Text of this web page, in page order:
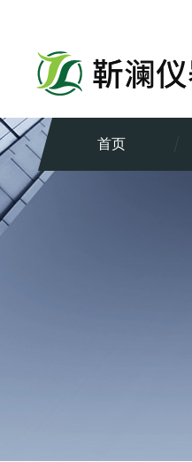
首页